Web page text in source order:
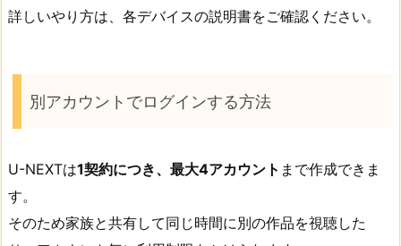
詳しいやり方は、各デバイスの説明書をご確認ください。
別アカウントでログインする方法
U-NEXTは1契約につき、最大4アカウント まで作成できま
す。
そのため家族と共有して同じ時間に別の作品を視聴した